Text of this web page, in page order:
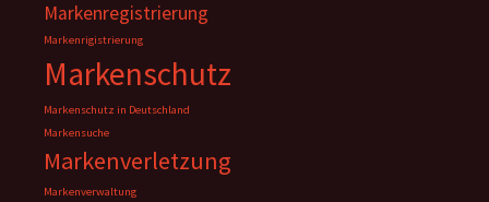
Markenregistrierung
Markenrigistrierung
Markenschutz
Markenschutz in Deutschland
Markensuche
Markenverletzung
Markenverwaltung